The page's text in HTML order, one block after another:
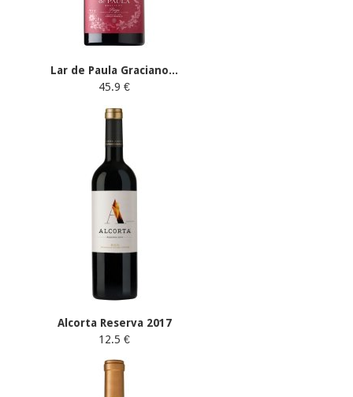
Lar de Paula Graciano...
45.9 €
Alcorta Reserva 2017
12.5 €